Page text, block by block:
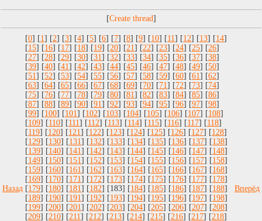
[ ]
Назад
[0] [1] [2] [3] [4] [5] [6] [7] [8] [9] [10] [11] [12] [13] [14]
[15] [16] [17] [18] [19] [20] [21] [22] [23] [24] [25] [26]
[27] [28] [29] [30] [31] [32] [33] [34] [35] [36] [37] [38]
[39] [40] [41] [42] [43] [44] [45] [46] [47] [48] [49] [50]
[51] [52] [53] [54] [55] [56] [57] [58] [59] [60] [61] [62]
[63] [64] [65] [66] [67] [68] [69] [70] [71] [72] [73] [74]
[75] [76] [77] [78] [79] [80] [81] [82] [83] [84] [85] [86]
[87] [88] [89] [90] [91] [92] [93] [94] [95] [96] [97] [98]
[99] [100] [101] [102] [103] [104] [105] [106] [107] [108]
[109] [110] [111] [112] [113] [114] [115] [116] [117] [118]
[119] [120] [121] [122] [123] [124] [125] [126] [127] [128]
[129] [130] [131] [132] [133] [134] [135] [136] [137] [138]
[139] [140] [141] [142] [143] [144] [145] [146] [147] [148]
[149] [150] [151] [152] [153] [154] [155] [156] [157] [158]
[159] [160] [161] [162] [163] [164] [165] [166] [167] [168]
[169] [170] [171] [172] [173] [174] [175] [176] [177] [178]
[179] [180] [181] [182] [183] [184] [185] [186] [187] [188]
[189] [190] [191] [192] [193] [194] [195] [196] [197] [198]
[199] [200] [201] [202] [203] [204] [205] [206] [207] [208]
[209] [210] [211] [212] [213] [214] [215] [216] [217] [218]
Вперёд